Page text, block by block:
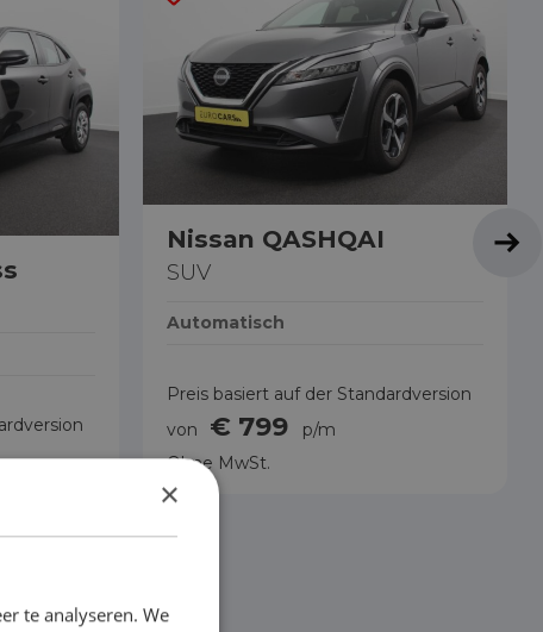
Nissan QASHQAI
SUV
Automatisch
Preis basiert auf der Standardversion
von
€ 799
p/m
Ohne MwSt.
×
te analyseren. We